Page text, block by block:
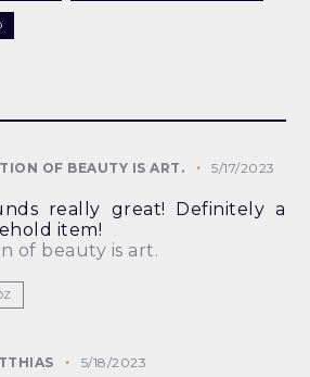
OF BEAUTY IS ART. 5/17/2023
really great! Definitely a
item!
of beauty is art.
5/18/2023